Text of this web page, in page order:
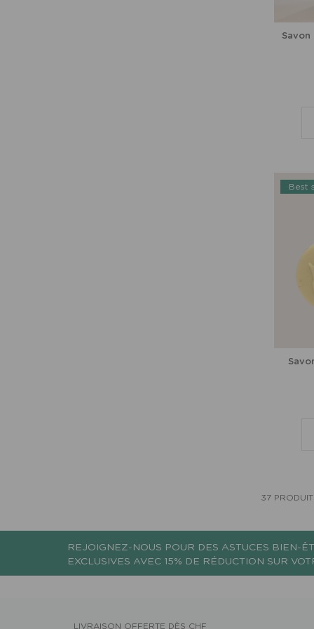
Best
37
REJOIGNEZ-NOUS POUR DES ASTUCES BIEN-
EXCLUSIVES AVEC 15% DE RÉDUCTION SUR
LIVRAISON OFFERTE DÈS CHF